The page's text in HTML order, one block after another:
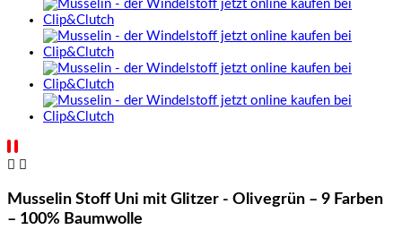
 
Musselin Stoff Uni mit Glitzer - Olivegrün – 9 Farben
– 100% Baumwolle